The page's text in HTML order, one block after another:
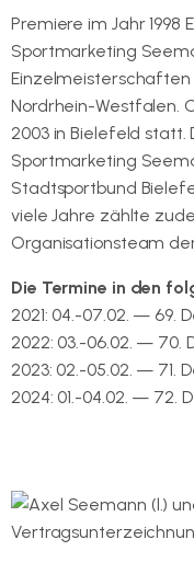
Premiere im Jahr 1998
Sportmarketing
Einzelmeisterschaften
Nordrhein-Westfalen.
2003 in Bielefeld statt.
Sportmarketing
Stadtsportbund
viele Jahre zählte
Organisationsteam
Die Termine in den
2021: 04.-07.02. — 69.
2022: 03.-06.02. — 70.
2023: 02.-05.02. — 71.
2024: 01.-04.02. — 72.